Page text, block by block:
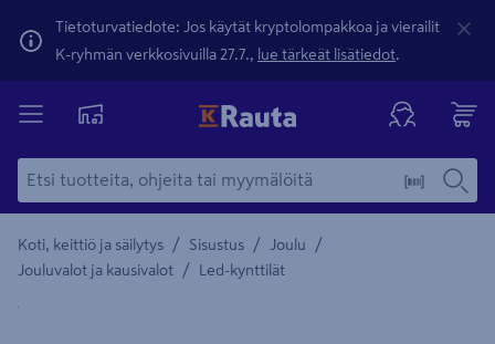
Tietoturvatiedote: Jos käytät kryptolompakkoa ja vierailit
K-ryhmän verkkosivuilla 27.7., lue tärkeät lisätiedot.
Koti, keittiö ja säilytys / Sisustus / Joulu /
Jouluvalot ja kausivalot / Led-kynttilät
Yksityiskohtainen kuvaus löytyy Tuotteen kuvaus -